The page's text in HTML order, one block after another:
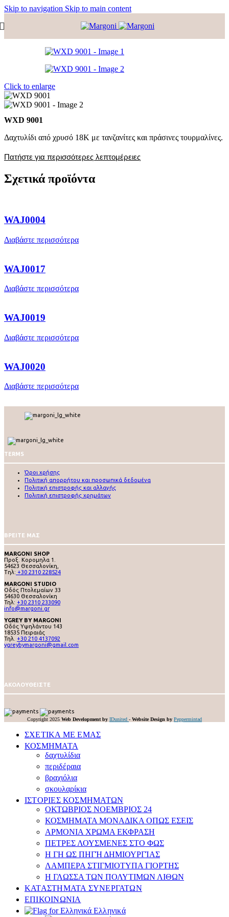
Skip to navigation Skip to main content
Click to enlarge
WXD 9001
Δαχτυλίδι από χρυσό 18Κ με τανζανίτες και πράσινες τουρμαλίνες.
Πατήστε για περισσότερες λεπτομέρειες
Σχετικά προϊόντα
WAJ0004
Διαβάστε περισσότερα
WAJ0017
Διαβάστε περισσότερα
WAJ0019
Διαβάστε περισσότερα
WAJ0020
Διαβάστε περισσότερα
TERMS
Όροι χρήσης
Πολιτική απορρήτου και προσωπικά δεδομένα
Πολιτική επιστροφής και αλλαγής
Πολιτική επιστροφής χρημάτων
ΒΡΕΙΤΕ ΜΑΣ
MARGONI SHOP
Προξ. Κορομηλα 1.
54623 Θεσσαλονίκη,
Tηλ: +30 2310 228524
MARGONI STUDIO
Οδός Πτολεμαίων 33
54630 Θεσσαλονίκη
Τηλ: +30 2310 233090
info@margoni.gr
YGREY BY MARGONI
Oδός Υψηλάντου 143
18535 Πειραιάς
Τηλ. +30 210 4137092
ygreybymargoni@gmail.com
ΑΚΟΛΟΥΘΕΙΣΤΕ
Copyright 2025 Web Development by IDunited - Website Design by Peppermintad
ΣΧΕΤΙΚΑ ΜΕ ΕΜΑΣ
ΚΟΣΜΗΜΑΤΑ
δαχτυλίδια
περιδέραια
βραχιόλια
σκουλαρίκια
ΙΣΤΟΡΙΕΣ ΚΟΣΜΗΜΑΤΩΝ
ΟΚΤΩΒΡΙΟΣ ΝΟΕΜΒΡΙΟΣ 24
ΚΟΣΜΗΜΑΤΑ ΜΟΝΑΔΙΚΑ ΟΠΩΣ ΕΣΕΙΣ
APMONIA ΧΡΩΜΑ EΚΦΡΑΣΗ
ΠΕΤΡΕΣ ΛΟΥΣΜEΝΕΣ ΣΤΟ ΦΩΣ
Η ΓΗ ΩΣ ΠΗΓΉ ΔΗΜΙΟΥΡΓΊΑΣ
ΛΑΜΠΕΡΑ ΣΤΙΓΜΙΟΤΥΠΑ ΓΙΟΡΤΗΣ
Η ΓΛΩΣΣΑ ΤΩΝ ΠΟΛΥΤΙΜΩΝ ΛΙΘΩΝ
ΚΑΤΑΣΤΗΜΑΤΑ ΣΥΝΕΡΓΑΤΩΝ
ΕΠΙΚΟΙΝΩΝΙΑ
Ελληνικά